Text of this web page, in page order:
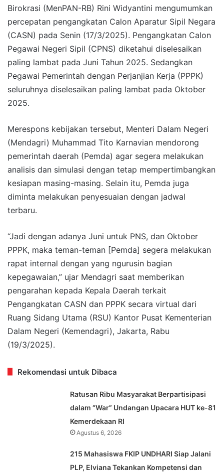
Birokrasi (MenPAN-RB) Rini Widyantini mengumumkan
percepatan pengangkatan Calon Aparatur Sipil Negara
(CASN) pada Senin (17/3/2025). Pengangkatan Calon
Pegawai Negeri Sipil (CPNS) diketahui diselesaikan
paling lambat pada Juni Tahun 2025. Sedangkan
Pegawai Pemerintah dengan Perjanjian Kerja (PPPK)
seluruhnya diselesaikan paling lambat pada Oktober
2025.
Merespons kebijakan tersebut, Menteri Dalam Negeri
(Mendagri) Muhammad Tito Karnavian mendorong
pemerintah daerah (Pemda) agar segera melakukan
analisis dan simulasi dengan tetap mempertimbangkan
kesiapan masing-masing. Selain itu, Pemda juga
diminta melakukan penyesuaian dengan jadwal
terbaru.
“Jadi dengan adanya Juni untuk PNS, dan Oktober
PPPK, maka teman-teman [Pemda] segera melakukan
rapat internal dengan yang ngurusin bagian
kepegawaian,” ujar Mendagri saat memberikan
pengarahan kepada Kepala Daerah terkait
Pengangkatan CASN dan PPPK secara virtual dari
Ruang Sidang Utama (RSU) Kantor Pusat Kementerian
Dalam Negeri (Kemendagri), Jakarta, Rabu
(19/3/2025).
Rekomendasi untuk Dibaca
Ratusan Ribu Masyarakat Berpartisipasi
dalam “War” Undangan Upacara HUT ke-81
Kemerdekaan RI
Agustus 6, 2026
215 Mahasiswa FKIP UNDHARI Siap Jalani
PLP, Elviana Tekankan Kompetensi dan